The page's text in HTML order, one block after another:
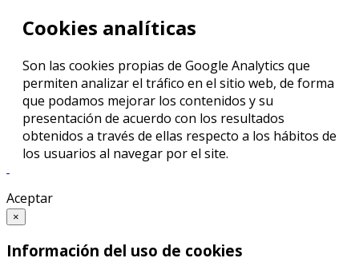
Cookies analíticas
Son las cookies propias de Google Analytics que
permiten analizar el tráfico en el sitio web, de forma
que podamos mejorar los contenidos y su
presentación de acuerdo con los resultados
obtenidos a través de ellas respecto a los hábitos de
los usuarios al navegar por el site.
Aceptar
×
Información del uso de cookies